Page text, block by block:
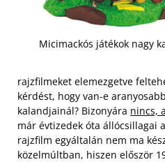
Micimackós játékok nagy
rajzfilmeket elemezgetve
kérdést, hogy van-e
kalandjainál? Bizonyára nincs,
már évtizedek óta állócsillagai
rajzfilm egyáltalán nem ma
közelmúltban, hiszen először